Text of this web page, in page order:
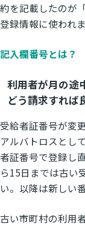
約を記載したのが
登録情報に使われま
記入欄番号とは？
利用者が月の途
どう請求すれば
受給者証番号が変
アルバトロスとし
者証番号で登録し
ら15日までは古い
い。以降は新しい
古い市町村の利用